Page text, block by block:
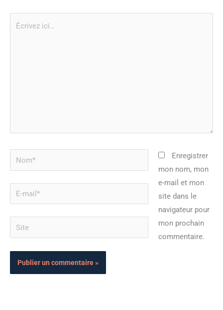
Nom*
mail*
Site
Enregistrer
mon nom, mon
e-mail et mon
site dans le
navigateur pour
mon prochain
commentaire.